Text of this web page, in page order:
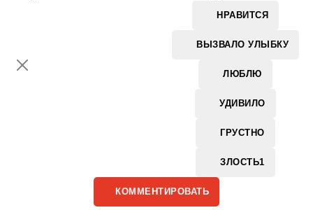
НРАВИТСЯ
ВЫЗВАЛО УЛЫБКУ
ЛЮБЛЮ
УДИВИЛО
ГРУСТНО
ЗЛОСТЬ1
КОММЕНТИРОВАТЬ